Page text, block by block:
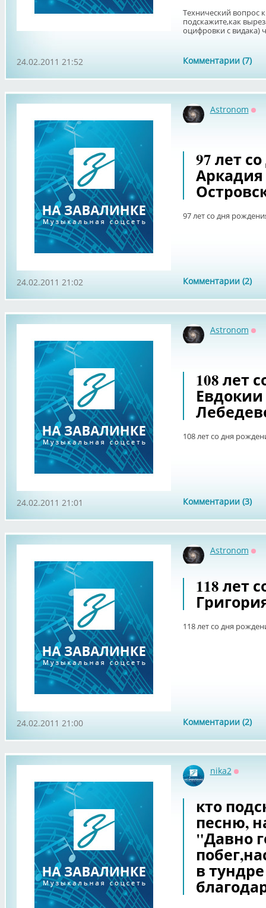
Технический вопрос
подскажите,как
оцифровки с видака)
Комментарии (7)
24.02.2011 21:52
Astronom
97 лет
97 лет со дня
Комментарии (2)
24.02.2011 21:02
Astronom
108 лет
108 лет со дня
Комментарии (3)
24.02.2011 21:01
Astronom
118 лет
118 лет со дня
Комментарии (2)
24.02.2011 21:00
nika2
кто
песню,
"Давно
в